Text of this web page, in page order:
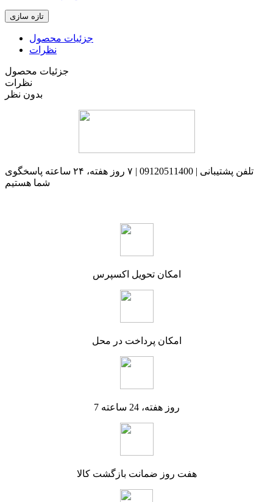
جزئیات محصول
نظرات
جزئیات محصول
نظرات
بدون نظر
تلفن پشتیبانی | 09120511400 | ۷ روز هفته، ۲۴ ساعته پاسخگوی
شما هستیم
امکان تحویل اکسپرس
امکان پرداخت در محل
7 روز هفته، 24 ساعته
هفت روز ضمانت بازگشت کالا